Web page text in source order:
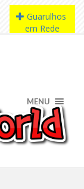
MENU